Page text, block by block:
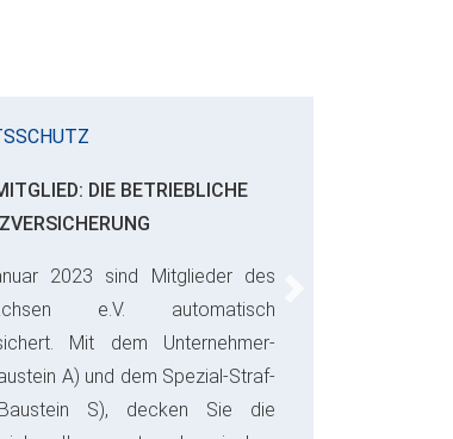
DIE BETRIEBLICHE
2023 sind Mitglieder des
e.V. automatisch
Mit dem Unternehmer-
A) und dem Spezial-Straf-
S), decken Sie die